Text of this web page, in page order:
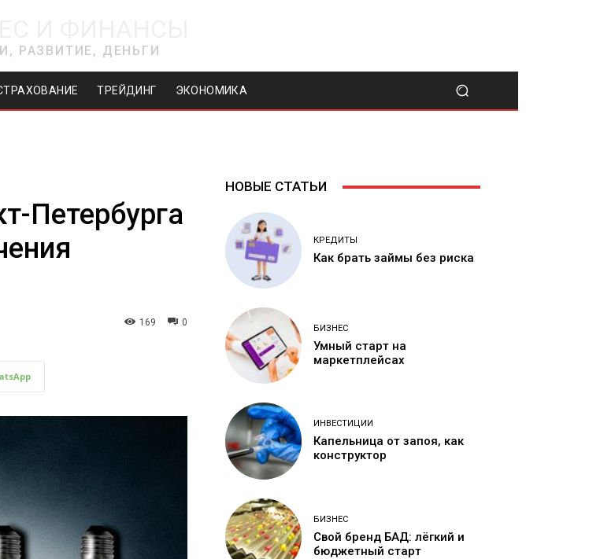
РАЗВИТИЕ, ДЕНЬГИ
ТРЕЙДИНГ ЭКОНОМИКА
Петербурга
0
169
НОВЫЕ СТАТЬИ
КРЕДИТЫ
Как брать займы без риска
БИЗНЕС
Умный старт на
маркетплейсах
ИНВЕСТИЦИИ
Капельница от запоя, как
конструктор
БИЗНЕС
Свой бренд БАД: лёгкий и
бюджетный старт